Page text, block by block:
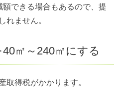
できる場合もあるので、提
れません。
40㎡～240㎡にする
取得税がかかります。